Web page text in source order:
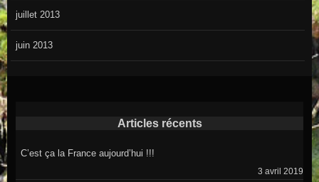
juillet 2013
juin 2013
Articles récents
C’est ça la France aujourd’hui !!!
3 avril 2019